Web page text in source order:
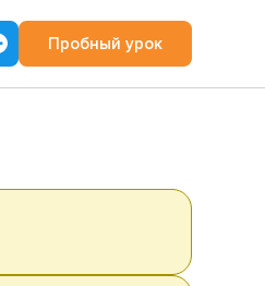
Пробный урок